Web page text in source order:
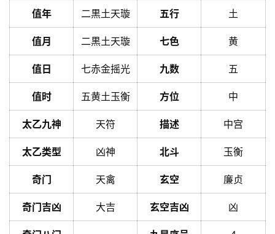
值年 二黒土天璇 五行 土
值月 二黒土天璇 七色 黄
值日 七赤金摇光 九数 五
值时 五黄土玉衡 方位 中
太乙九神 天符 描述 中宫
太乙类型 凶神 北斗 玉衡
奇门 天禽 玄空 廉贞
奇门吉凶 大吉 玄空吉凶 凶